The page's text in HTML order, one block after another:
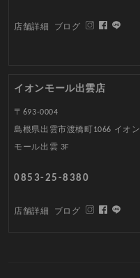
店舗詳細 ブログ
イオンモール出雲店
〒693-0004
島根県出雲市渡橋町1066 イオン
モール出雲 3F
0853-25-8380
店舗詳細 ブログ